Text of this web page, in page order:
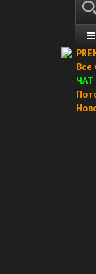
Все
ЧАТ